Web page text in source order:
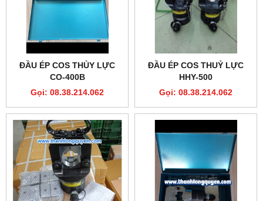
ĐẦU ÉP COS THỦY LỰC
CO-400B
Gọi: 08.38.214.062
ĐẦU ÉP COS THUỶ LỰC
HHY-500
Gọi: 08.38.214.062